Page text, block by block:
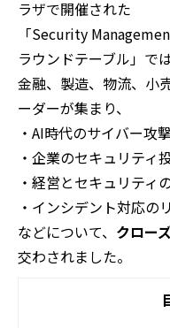
ラザで開催された
「Security
ラウンドテーブル」では
金融、製造、物流、小
ーダーが集まり、
・AI時代のサイバー攻
・企業のセキュリティ
・経営とセキュリティ
・インシデント対応の
などについて、 クロー
交わされました。